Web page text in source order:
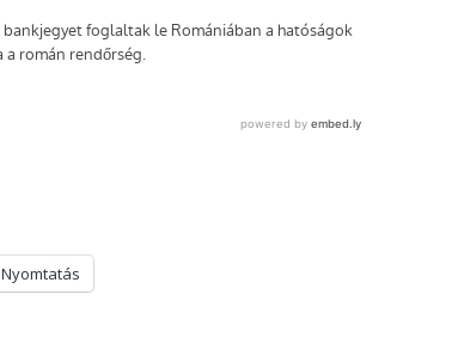
Nyomtatás